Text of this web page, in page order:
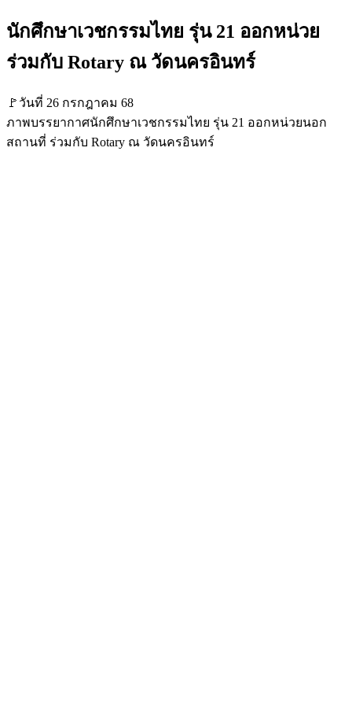
นักศึกษาเวชกรรมไทย รุ่น 21 ออกหน่วย
ร่วมกับ Rotary ณ วัดนครอินทร์
🚩วันที่ 26 กรกฎาคม 68
ภาพบรรยากาศนักศึกษาเวชกรรมไทย รุ่น 21 ออกหน่วยนอก
สถานที่ ร่วมกับ Rotary ณ วัดนครอินทร์